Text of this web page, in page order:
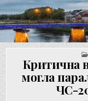
Перейти
до
вмісту
UNGVAR.UZ.UA
Критична
могла
ЧС-